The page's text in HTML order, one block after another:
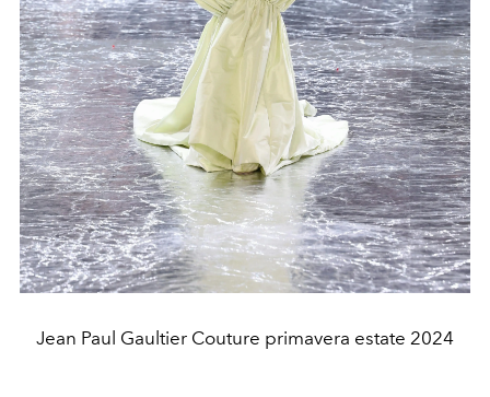
Jean Paul Gaultier Couture primavera estate 2024